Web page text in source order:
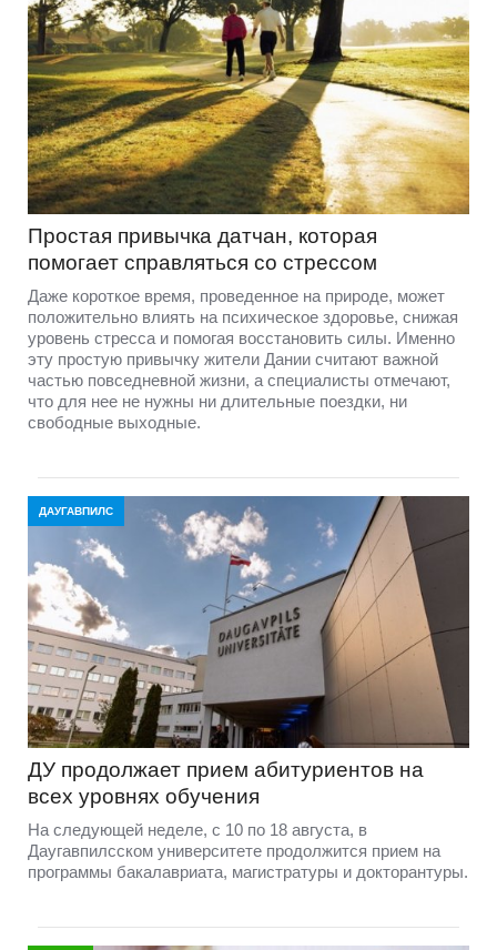
Простая привычка датчан, которая
помогает справляться со стрессом
Даже короткое время, проведенное на природе, может
положительно влиять на психическое здоровье, снижая
уровень стресса и помогая восстановить силы. Именно
эту простую привычку жители Дании считают важной
частью повседневной жизни, а специалисты отмечают,
что для нее не нужны ни длительные поездки, ни
свободные выходные.
ДАУГАВПИЛС
ДУ продолжает прием абитуриентов на
всех уровнях обучения
На следующей неделе, с 10 по 18 августа, в
Даугавпилсском университете продолжится прием на
программы бакалавриата, магистратуры и докторантуры.